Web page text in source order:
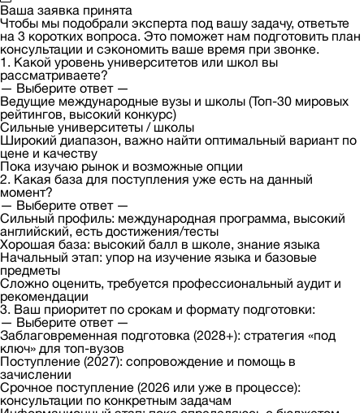
Ваша заявка принята
Чтобы мы подобрали эксперта под вашу задачу, ответьте
на 3 коротких вопроса. Это поможет нам подготовить план
консультации и сэкономить ваше время при звонке.
1. Какой уровень университетов или школ вы
рассматриваете?
— Выберите ответ —
Ведущие международные вузы и школы (Топ-30 мировых
рейтингов, высокий конкурс)
Сильные университеты / школы
Широкий диапазон, важно найти оптимальный вариант по
цене и качеству
Пока изучаю рынок и возможные опции
2. Какая база для поступления уже есть на данный
момент?
— Выберите ответ —
Сильный профиль: международная программа, высокий
английский, есть достижения/тесты
Хорошая база: высокий балл в школе, знание языка
Начальный этап: упор на изучение языка и базовые
предметы
Сложно оценить, требуется профессиональный аудит и
рекомендации
3. Ваш приоритет по срокам и формату подготовки:
— Выберите ответ —
Заблаговременная подготовка (2028+): стратегия «под
ключ» для топ-вузов
Поступление (2027): сопровождение и помощь в
зачислении
Срочное поступление (2026 или уже в процессе):
консультации по конкретным задачам